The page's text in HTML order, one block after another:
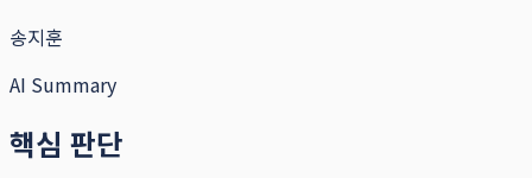
송지훈
AI Summary
핵심 판단